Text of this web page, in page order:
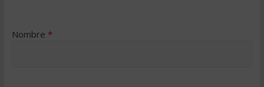
Nombre *